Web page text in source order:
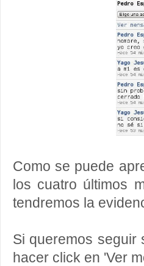
Como se puede
los cuatro últimos
tendremos la
Si queremos seguir
hacer click en 'Ver